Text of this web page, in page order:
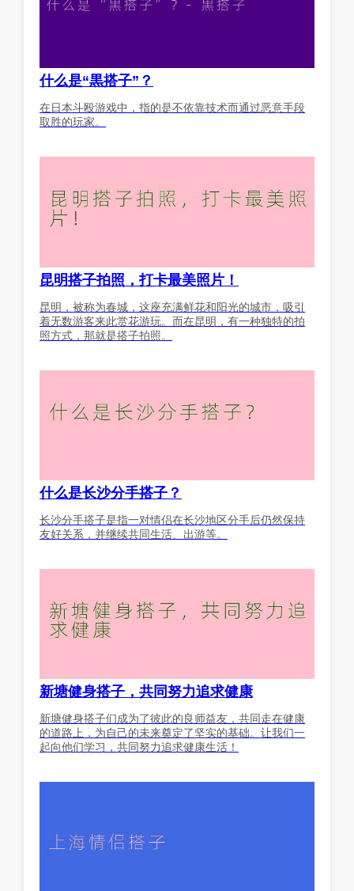
什么是“黒搭子”？
在日本斗殴游戏中，指的是不依靠技术而通过恶意手段
取胜的玩家。
昆明搭子拍照，打卡最美照片！
昆明，被称为春城，这座充满鲜花和阳光的城市，吸引
着无数游客来此赏花游玩。而在昆明，有一种独特的拍
照方式，那就是搭子拍照。
什么是长沙分手搭子？
长沙分手搭子是指一对情侣在长沙地区分手后仍然保持
友好关系，并继续共同生活、出游等。
新塘健身搭子，共同努力追求健康
新塘健身搭子们成为了彼此的良师益友，共同走在健康
的道路上，为自己的未来奠定了坚实的基础。让我们一
起向他们学习，共同努力追求健康生活！